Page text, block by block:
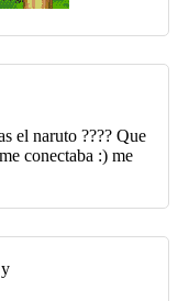
el naruto ???? Que
conectaba :) me